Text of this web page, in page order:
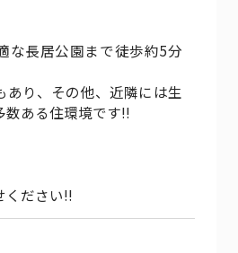
な長居公園まで徒歩約5分
あり、その他、近隣には生
数ある住環境です!!
ください!!